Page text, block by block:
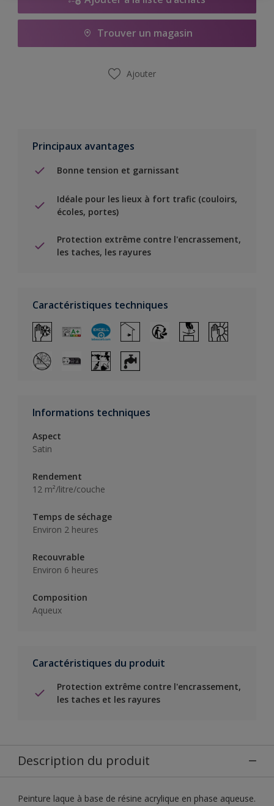
Trouver un magasin
Ajouter
Principaux avantages
Bonne tension et garnissant
Idéale pour les lieux à fort trafic (couloirs,
écoles, portes)
Protection extrême contre l'encrassement,
les taches, les rayures
Caractéristiques techniques
Informations techniques
Aspect
Satin
Rendement
12 m²/litre/couche
Temps de séchage
Environ 2 heures
Recouvrable
Environ 6 heures
Composition
Aqueux
Caractéristiques du produit
Protection extrême contre l'encrassement,
les taches et les rayures
Description du produit
Peinture laque à base de résine acrylique en phase aqueuse.